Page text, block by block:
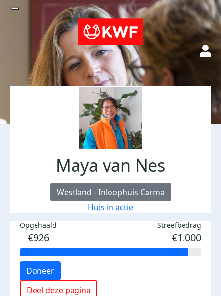
Maya van Nes
Westland - Inloophuis Carma
Huis in actie
Opgehaald
€926
Streefbedrag
€1.000
Doneer
Deel deze pagina